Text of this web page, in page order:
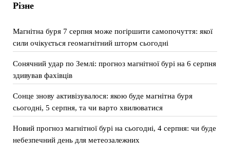
Різне
Магнітна буря 7 серпня може погіршити самопочуття: якої
сили очікується геомагнітний шторм сьогодні
Сонячний удар по Землі: прогноз магнітної бурі на 6 серпня
здивував фахівців
Сонце знову активізувалося: якою буде магнітна буря
сьогодні, 5 серпня, та чи варто хвилюватися
Новий прогноз магнітної бурі на сьогодні, 4 серпня: чи буде
небезпечний день для метеозалежних